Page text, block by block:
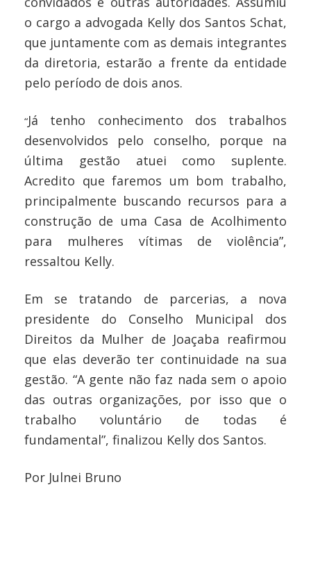
o cargo a advogada Kelly dos Santos Schat,
que juntamente com as demais integrantes
da diretoria, estarão a frente da entidade
pelo período de dois anos.
“Já tenho conhecimento dos trabalhos
desenvolvidos pelo conselho, porque na
última gestão atuei como suplente.
Acredito que faremos um bom trabalho,
principalmente buscando recursos para a
construção de uma Casa de Acolhimento
para mulheres vítimas de violência”,
ressaltou Kelly.
Em se tratando de parcerias, a nova
presidente do Conselho Municipal dos
Direitos da Mulher de Joaçaba reafirmou
que elas deverão ter continuidade na sua
gestão. “A gente não faz nada sem o apoio
das outras organizações, por isso que o
trabalho voluntário de todas é
fundamental”, finalizou Kelly dos Santos.
Por Julnei Bruno